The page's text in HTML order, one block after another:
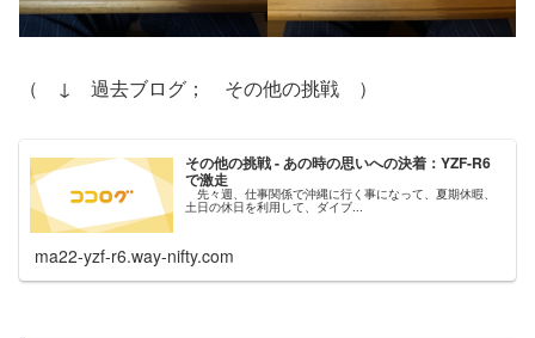
（ ↓ 過去ブログ； その他の挑戦 ）
その他の挑戦 - あの時の思いへの決着：YZF-R6
で激走
先々週、仕事関係で沖縄に行く事になって、夏期休暇、
土日の休日を利用して、ダイブ...
ma22-yzf-r6.way-nifty.com